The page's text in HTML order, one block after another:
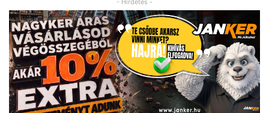
- Hirdetés -